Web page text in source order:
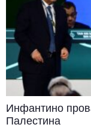
Инфантино
Палестина